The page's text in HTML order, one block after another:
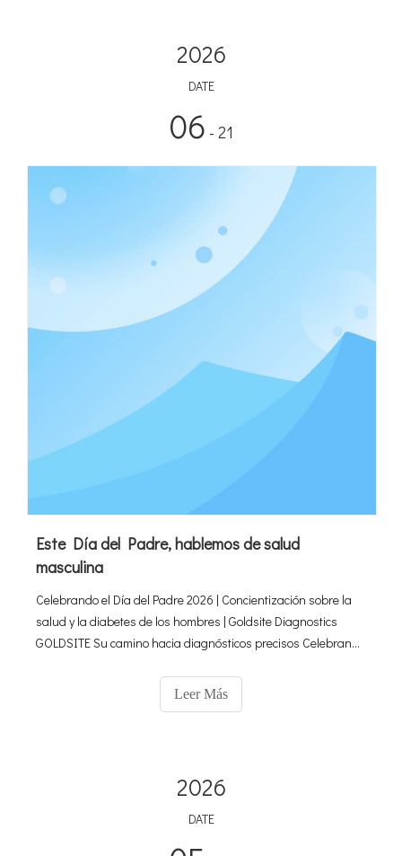
2026
DATE
06 - 21
Este Día del Padre, hablemos de salud
masculina
Celebrando el Día del Padre 2026 | Concientización sobre la
salud y la diabetes de los hombres | Goldsite Diagnostics
GOLDSITE Su camino hacia diagnósticos precisos Celebrando
concientización sobre la salud de los hombres y el diagnóstico
Leer Más
2026
DATE